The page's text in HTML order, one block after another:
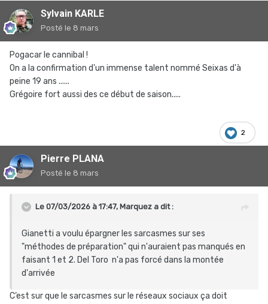
Sylvain KARLE
Posté le 8 mars
Pogacar le cannibal !
On a la confirmation d'un immense talent nommé Seixas d'à
peine 19 ans ......
Grégoire fort aussi des ce début de saison.....
2
Pierre PLANA
Posté le 8 mars
Le 07/03/2026 à 17:47, Marquez a dit :
Gianetti a voulu épargner les sarcasmes sur ses
"méthodes de préparation" qui n'auraient pas manqués en
faisant 1 et 2. Del Toro n'a pas forcé dans la montée
d'arrivée
C’est sur que le sarcasmes sur le réseaux sociaux ça doit